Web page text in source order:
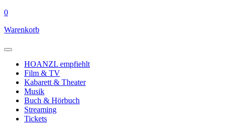
0
Warenkorb
HOANZL empfiehlt
Film & TV
Kabarett & Theater
Musik
Buch & Hörbuch
Streaming
Tickets